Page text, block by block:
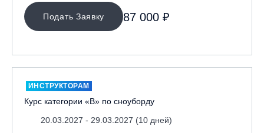
Подать Заявку 87 000 ₽
ИНСТРУКТОРАМ
Курс категории «В» по сноуборду
20.03.2027 - 29.03.2027 (10 дней)